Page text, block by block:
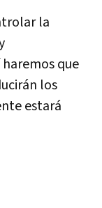
la
que
los
estará